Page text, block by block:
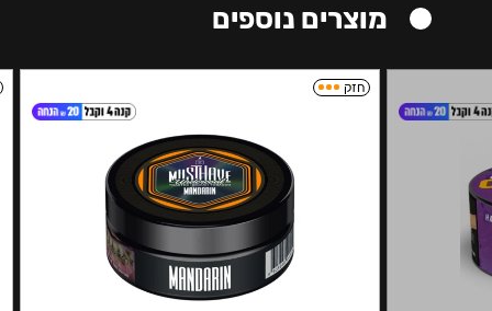
מוצרים נוספים
חזק